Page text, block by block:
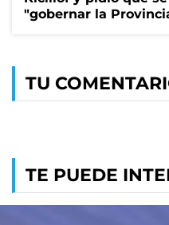
"gobernar la
TU
TE PUEDE